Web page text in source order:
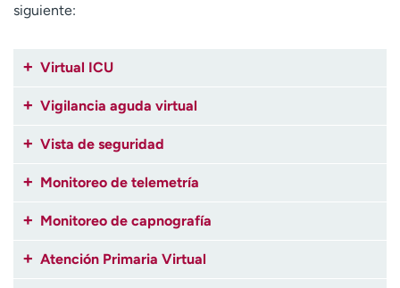
siguiente:
Virtual ICU
Vigilancia aguda virtual
Vista de seguridad
Monitoreo de telemetría
Monitoreo de capnografía
Atención Primaria Virtual